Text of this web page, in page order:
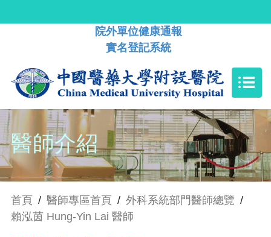
院外單位健康通報
實名登記系統
醫師介紹
首頁 / 醫師專區首頁 / 外科系統部門醫師總覽 /
賴泓茵 Hung-Yin Lai 醫師